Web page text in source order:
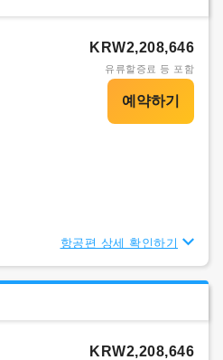
KRW2,208,646
유류할증료 등 포함
항공편 상세 확인하기
KRW2,208,646